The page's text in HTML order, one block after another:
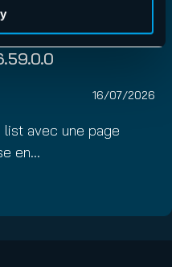
16/07/2026
avec une page
en…